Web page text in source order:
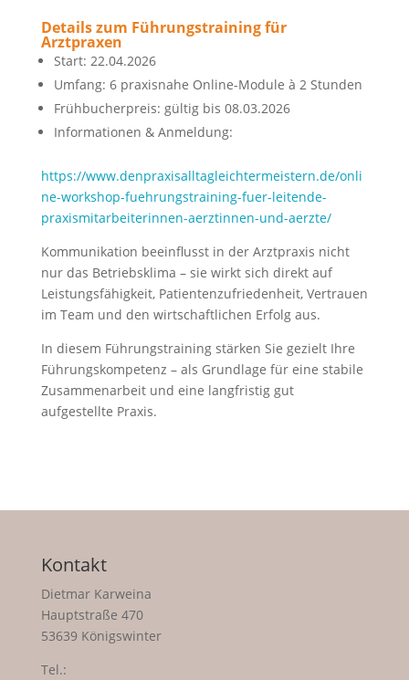
Details zum Führungstraining für
Arztpraxen
Start: 22.04.2026
Umfang: 6 praxisnahe Online-Module à 2 Stunden
Frühbucherpreis: gültig bis 08.03.2026
Informationen & Anmeldung:
https://www.denpraxisalltagleichtermeistern.de/onli
ne-workshop-fuehrungstraining-fuer-leitende-
praxismitarbeiterinnen-aerztinnen-und-aerzte/
Kommunikation beeinflusst in der Arztpraxis nicht
nur das Betriebsklima – sie wirkt sich direkt auf
Leistungsfähigkeit, Patientenzufriedenheit, Vertrauen
im Team und den wirtschaftlichen Erfolg aus.
In diesem Führungstraining stärken Sie gezielt Ihre
Führungskompetenz – als Grundlage für eine stabile
Zusammenarbeit und eine langfristig gut
aufgestellte Praxis.
Kontakt
Dietmar Karweina
Hauptstraße 470
53639 Königswinter
Tel.: